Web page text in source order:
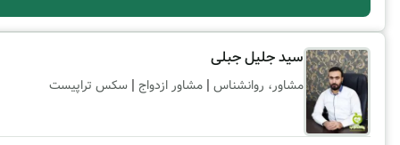
سید جلیل جبلی
مشاور، روانشناس | مشاور ازدواج | سکس تراپیست